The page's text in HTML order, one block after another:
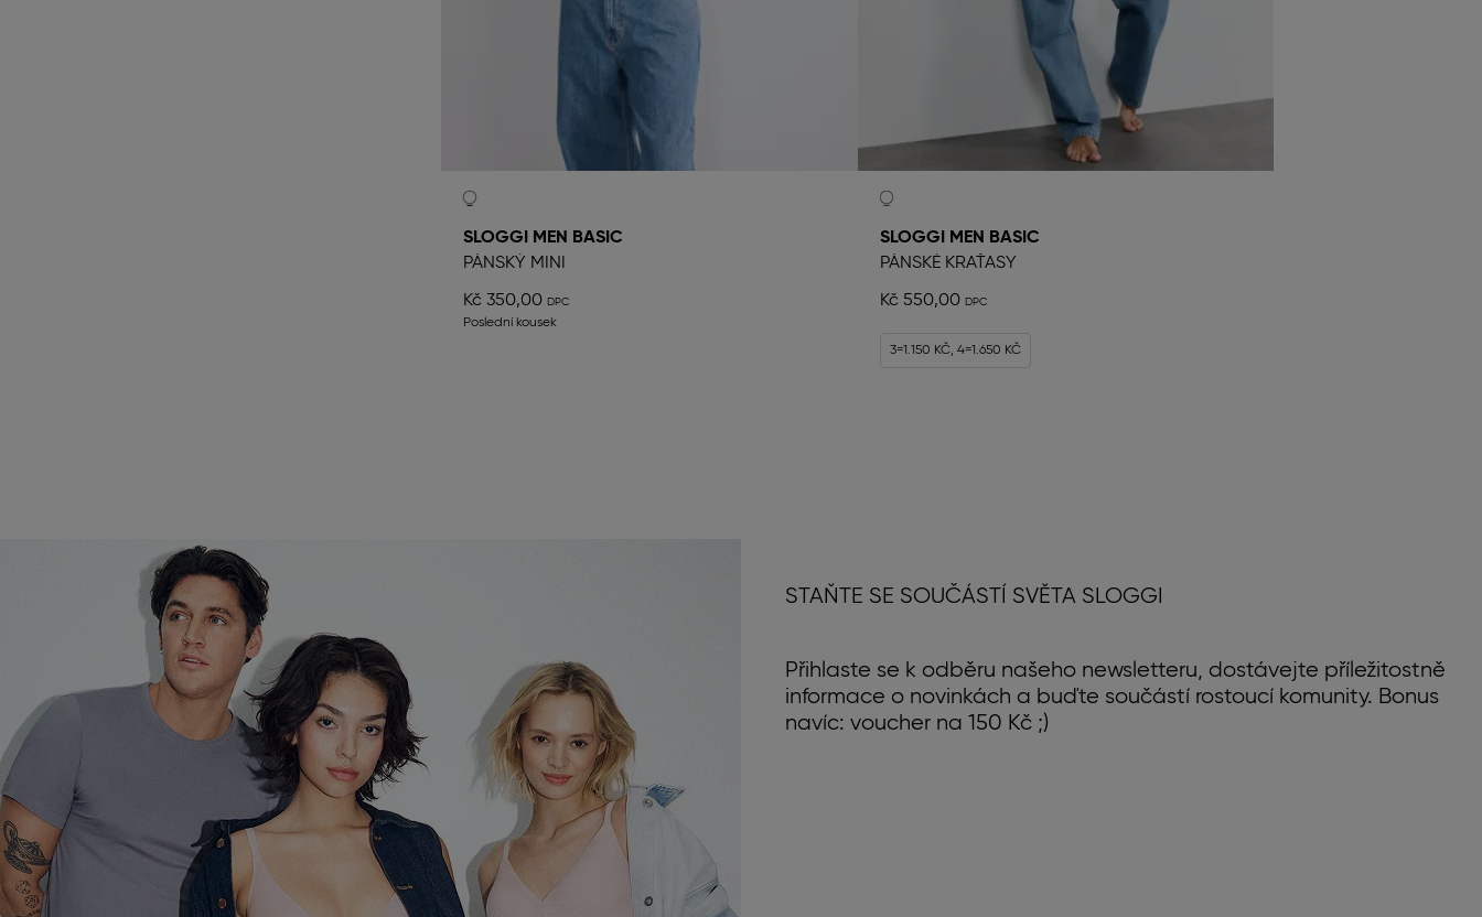
SLOGGI MEN BASIC
PÁNSKÝ MINI
Kč 350,00
Poslední kousek
SLOGGI MEN BASIC
PÁNSKÉ KRAŤASY
Kč 550,00
3=1.150 KČ, 4=1.650 KČ
STAŇTE SE SOUČÁSTÍ SVĚTA SLOGGI
Přihlaste se k odběru našeho newsletteru, dostávejte příležitostně
informace o novinkách a buďte součástí rostoucí komunity. Bonus
navíc: voucher na 150 Kč ;)